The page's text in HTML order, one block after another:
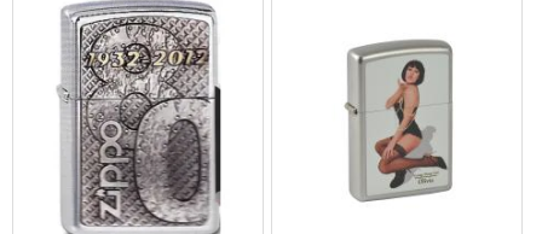
Limited Edition...